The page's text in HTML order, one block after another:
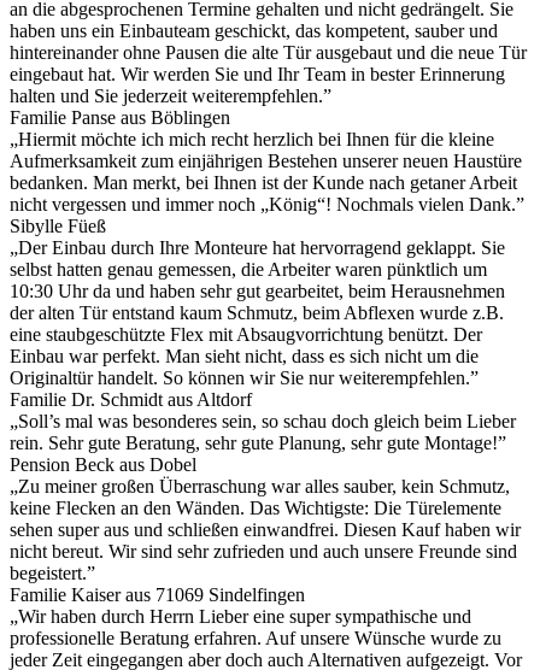
an die abgesprochenen Termine gehalten und nicht gedrängelt. Sie
haben uns ein Einbauteam geschickt, das kompetent, sauber und
hintereinander ohne Pausen die alte Tür ausgebaut und die neue Tür
eingebaut hat. Wir werden Sie und Ihr Team in bester Erinnerung
halten und Sie jederzeit weiterempfehlen.”
Familie Panse aus Böblingen
„Hiermit möchte ich mich recht herzlich bei Ihnen für die kleine
Aufmerksamkeit zum einjährigen Bestehen unserer neuen Haustüre
bedanken. Man merkt, bei Ihnen ist der Kunde nach getaner Arbeit
nicht vergessen und immer noch „König“! Nochmals vielen Dank.”
Sibylle Füeß
„Der Einbau durch Ihre Monteure hat hervorragend geklappt. Sie
selbst hatten genau gemessen, die Arbeiter waren pünktlich um
10:30 Uhr da und haben sehr gut gearbeitet, beim Herausnehmen
der alten Tür entstand kaum Schmutz, beim Abflexen wurde z.B.
eine staubgeschützte Flex mit Absaugvorrichtung benützt. Der
Einbau war perfekt. Man sieht nicht, dass es sich nicht um die
Originaltür handelt. So können wir Sie nur weiterempfehlen.”
Familie Dr. Schmidt aus Altdorf
„Soll’s mal was besonderes sein, so schau doch gleich beim Lieber
rein. Sehr gute Beratung, sehr gute Planung, sehr gute Montage!”
Pension Beck aus Dobel
„Zu meiner großen Überraschung war alles sauber, kein Schmutz,
keine Flecken an den Wänden. Das Wichtigste: Die Türelemente
sehen super aus und schließen einwandfrei. Diesen Kauf haben wir
nicht bereut. Wir sind sehr zufrieden und auch unsere Freunde sind
begeistert.”
Familie Kaiser aus 71069 Sindelfingen
„Wir haben durch Herrn Lieber eine super sympathische und
professionelle Beratung erfahren. Auf unsere Wünsche wurde zu
jeder Zeit eingegangen aber doch auch Alternativen aufgezeigt. Vor